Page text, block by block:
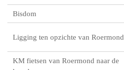
Bisdom
Ligging ten opzichte van Roermond
KM fietsen van Roermond naar de